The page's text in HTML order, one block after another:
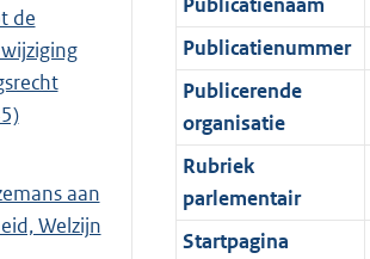
de
aan
Welzijn
Publicatienummer
Publicerende
organisatie
Rubriek
parlementair
Startpagina